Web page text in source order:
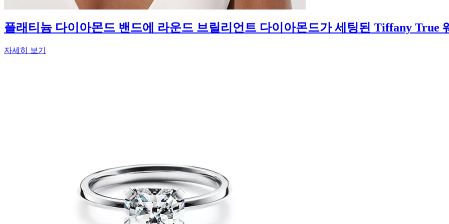
플래티늄 다이아몬드 밴드에 라운드 브릴리언트 다이아몬드가 세팅된 Tiffany True
자세히 보기